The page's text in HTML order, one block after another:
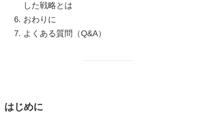
した戦略とは
おわりに
よくある質問（Q&A）
はじめに